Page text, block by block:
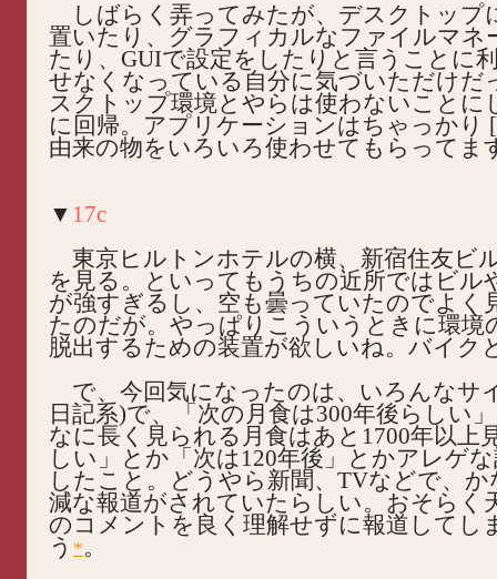
しばらく弄ってみたが、デスクトップ
置いたり、グラフィカルなファイルマネ
たり、GUIで設定をしたりと言うことに
せなくなっている自分に気づいただけだ
スクトップ環境とやらは使わないことに
に回帰。アプリケーションはちゃっかり
由来の物をいろいろ使わせてもらってま
▼ 17c
東京ヒルトンホテルの横、新宿住友ビ
を見る。といってもうちの近所ではビル
が強すぎるし、空も曇っていたのでよく
たのだが。やっぱりこういうときに環境
脱出するための装置が欲しいね。バイク
で、今回気になったのは、いろんなサ
日記系)で、「次の月食は300年後らしい
なに長く見られる月食はあと1700年以上
しい」とか「次は120年後」とかアレゲ
したこと。どうやら新聞、TVなどで、
減な報道がされていたらしい。おそらく
のコメントを良く理解せずに報道してし
う *。